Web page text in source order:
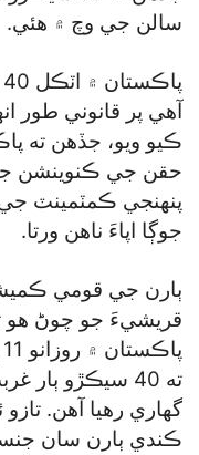
سالن جي وچ ۾ هئي.
آهي پر قانوني طور
ڪيو ويو، جڏهن ته
پنهنجي ڪمٽمينٽ
جوڳا اپاءَ ناهن ورتا.
ٻارن جي قومي
قريشيءَ جو چوڻ هو
ته 40 سيڪڙو
گهاري رهيا آهن.